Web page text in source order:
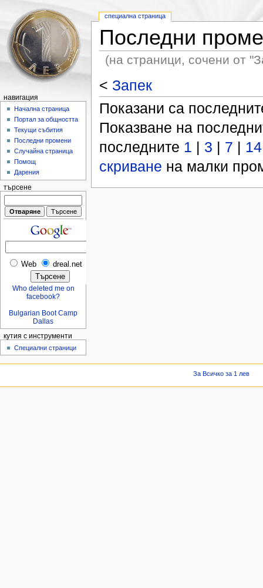
Последни
(на страници, сочени от
< Запек
Показани са
Показване на
последните 1 | 3 | 7 | 14
скриване на малки
специална страница
навигация
Начална страница
Портал за общността
Текущи събития
Последни промени
Случайна страница
Помощ
Дарения
търсене
Web dreal.net
Who deleted me on
facebook?
Bulgarian Boot Camp
Dallas
кутия с инструменти
Специални страници
За Всичко за 1 лев